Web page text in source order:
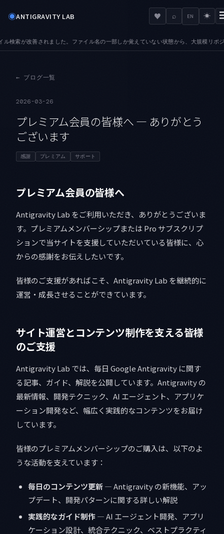
◉ANTIGRAVITY LAB ♥ ⌕ EN ☀
した。ファイル名の一部しか覚えていない状態から、大規模リポジトリでも目的の
← ブログ一覧
2026-03-26
プレミアム会員の皆様へ — ありがとう
ございます
感謝 プレミアム サポート
プレミアム会員の皆様へ
Antigravity Lab をご利用いただき、ありがとうございま
す。プレミアムメンバーシップまたは Pro サブスクリプ
ションで当サイトを支援していただいている皆様に、心
からの感謝をお伝えしたいです。
皆様のご支援があればこそ、Antigravity Lab を継続的に
運営・成長させることができています。
サイト運営とコンテンツ制作を支える皆様
のご支援
Antigravity Lab では、毎日 Google Antigravity に関す
る記事、ガイド、解説を公開しています。Antigravity の
最新情報、開発テクニック、AI エージェント、アプリケ
ーション開発など、幅広く実践的なコンテンツをお届け
しています。
皆様のプレミアムメンバーシップのご購入は、以下のよ
うな活動を支えています：
毎日のコンテンツ更新— Antigravity の新機能、アッ
プデート、開発パターンに関する詳しい解説
実践的なガイド制作— AI エージェント開発、アプリ
ケーション設計、統合テクニック、ベストプラクティ